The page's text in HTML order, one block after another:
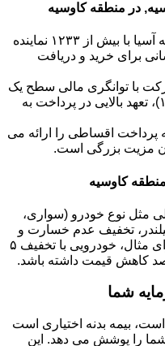
در منطقه کاوسیه
بیمه آسیا با بیش از ۱۲۳۳ نماینده
برای خرید و دریافت
با توانگری مالی سطح یک
(حدود ۱۸۴ درصد در سال ۱۴۰۲)، تعهد بالایی در پرداخت به
پرداخت اقساطی را ارائه می
مزیت بزرگی است.
کاوسیه
مثل نوع خودرو (سواری،
تخفیف عدم خسارت و
مدت اعتبار بیمه نامه بستگی دارد. برای مثال، خودرویی با تخفیف ۵
شما
بیمه بدنه اختیاری است
را پوشش می دهد. این